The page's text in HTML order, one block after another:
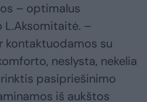
– optimalus
L.Aksomitaitė. –
kontaktuodamos su
neslysta, nekelia
pasipriešinimo
iš aukštos